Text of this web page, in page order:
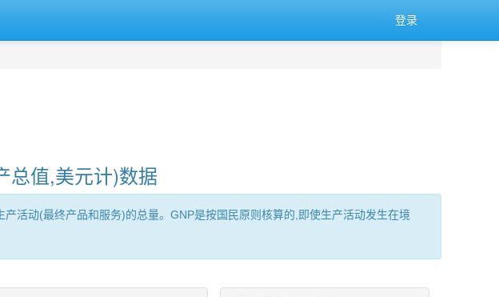
登录
总值,美元计)数据
活动(最终产品和服务)的总量。GNP是按国民原则核算的,即使生产活动发生在境